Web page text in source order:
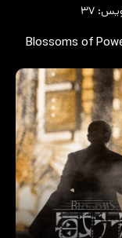
۳۷
Blossoms of